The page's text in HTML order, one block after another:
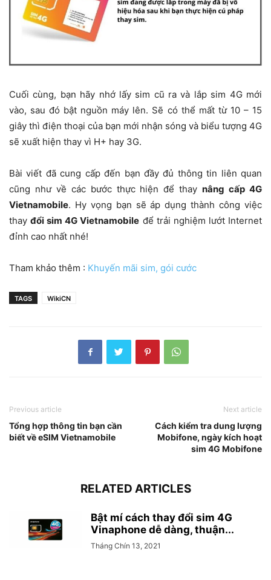
Cuối cùng, bạn hãy nhớ lấy sim cũ ra và lắp sim 4G mới
vào, sau đó bật nguồn máy lên. Sẽ có thể mất từ 10 – 15
giây thì điện thoại của bạn mới nhận sóng và biểu tượng 4G
sẽ xuất hiện thay vì H+ hay 3G.
Bài viết đã cung cấp đến bạn đầy đủ thông tin liên quan
cũng như về các bước thực hiện để thaynâng cấp 4G
Vietnamobile. Hy vọng bạn sẽ áp dụng thành công việc
thayđổi sim 4G Vietnamobile để trải nghiệm lướt Internet
đỉnh cao nhất nhé!
Tham khảo thêm : Khuyến mãi sim, gói cước
TAGS WikiCN
Previous article
Tổng hợp thông tin bạn cần
biết về eSIM Vietnamobile
Next article
Cách kiểm tra dung lượng
Mobifone, ngày kích hoạt
sim 4G Mobifone
RELATED ARTICLES
Bật mí cách thay đổi sim 4G
Vinaphone dễ dàng, thuận...
Tháng Chín 13, 2021